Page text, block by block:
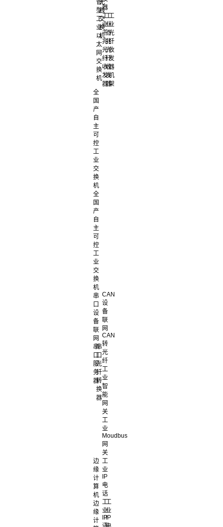
管
型
工
业
以
太
网
交
换
机
无
线
交
换
机
器
工
业
千
兆
光
纤
收
发
器
工
业
百
兆
光
纤
收
发
器
工
业
光
纤
收
发
器
机
架
全
国
产
自
主
可
控
工
业
交
换
机
全
国
产
自
主
可
控
工
业
交
换
机
串
口
设
备
联
网
串
口
服
务
器
串
口
光
纤
转
换
器
CAN
设
备
联
网
CAN
转
光
纤
工
业
智
能
网
关
工
业
Moudbus
网
关
边
缘
计
算
机
边
缘
计
工
业
IP
电
话
工
业
IP
工
业
IP